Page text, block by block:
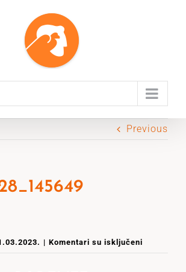
Previous
| Komentari su isključeni